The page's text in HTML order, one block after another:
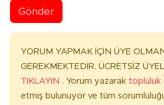
Gönder
YORUM YAPMAK İÇİN ÜYE
GEREKMEKTEDİR. ÜCRETSİZ
TIKLAYIN . Yorum yazarak topluluk
etmiş bulunuyor ve tüm